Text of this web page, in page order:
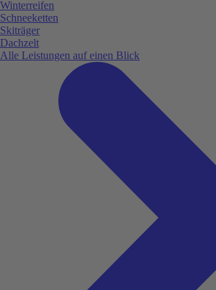
Winterreifen
Schneeketten
Skiträger
Dachzelt
Alle Leistungen auf einen Blick